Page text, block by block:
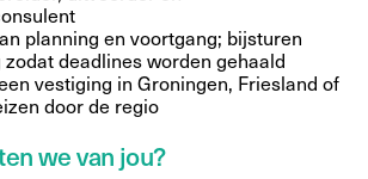
planning en voortgang; bijsturen
deadlines worden gehaald
vestiging in Groningen, Friesland of
door de regio
we van jou?